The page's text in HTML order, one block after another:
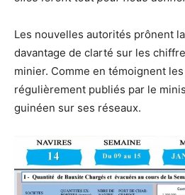
Les nouvelles autorités prônent
davantage de clarté sur les
minier. Comme en témoignent
régulièrement publiés par le
guinéen sur ses réseaux.